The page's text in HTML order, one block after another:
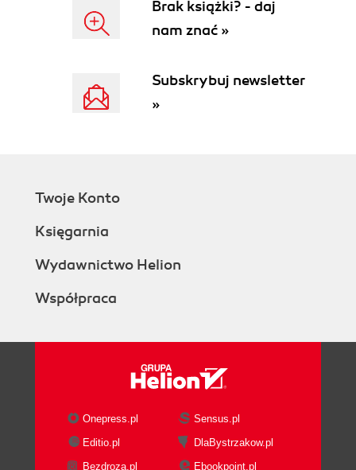
Brak książki? - daj
nam znać »
Subskrybuj newsletter
»
Twoje Konto
Księgarnia
Wydawnictwo Helion
Współpraca
Onepress.pl
Sensus.pl
Editio.pl
DlaBystrzakow.pl
Bezdroza.pl
Ebookpoint.pl